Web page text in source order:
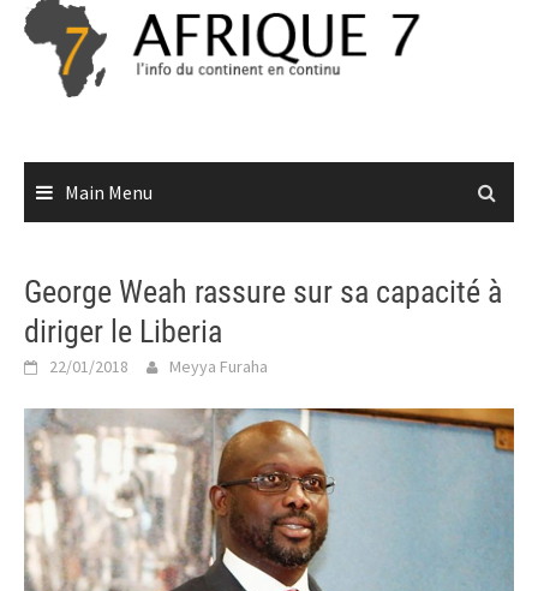
Skip
content
Main Menu
George Weah rassure sur sa capacité à
diriger le Liberia
22/01/2018 Meyya Furaha